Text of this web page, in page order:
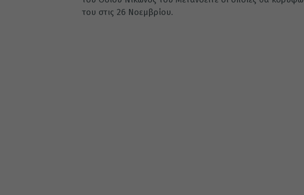
του στις 26 Νοεμβρίου.